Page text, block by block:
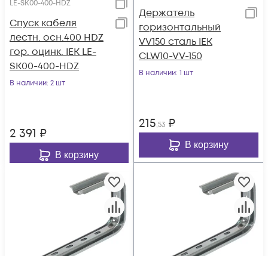
LE-SK00-400-HDZ
Спуск кабеля
лестн. осн.400 HDZ
гор. оцинк. IEK LE-
SK00-400-HDZ
В наличии: 2 шт
2 391 ₽
В корзину
Держатель
горизонтальный
VV150 сталь IEK
CLW10-VV-150
В наличии: 1 шт
215,53 ₽
В корзину